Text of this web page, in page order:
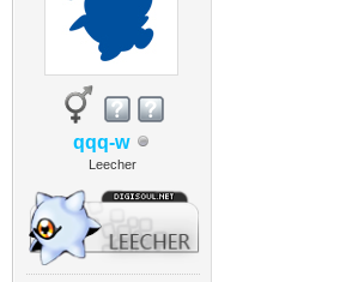
qqq-w
Leecher